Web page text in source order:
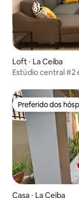
Loft ⋅ La Ceiba
Estúdio central #2
Preferido dos
Preferido dos
Casa ⋅ La Ceiba